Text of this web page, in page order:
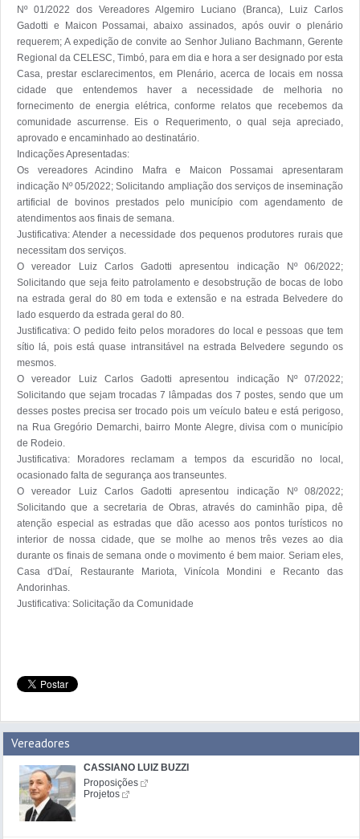
Nº 01/2022 dos Vereadores Algemiro Luciano (Branca), Luiz Carlos
Gadotti e Maicon Possamai, abaixo assinados, após ouvir o plenário
requerem; A expedição de convite ao Senhor Juliano Bachmann, Gerente
Regional da CELESC, Timbó, para em dia e hora a ser designado por esta
Casa, prestar esclarecimentos, em Plenário, acerca de locais em nossa
cidade que entendemos haver a necessidade de melhoria no
fornecimento de energia elétrica, conforme relatos que recebemos da
comunidade ascurrense. Eis o Requerimento, o qual seja apreciado,
aprovado e encaminhado ao destinatário.
Indicações Apresentadas:
Os vereadores Acindino Mafra e Maicon Possamai apresentaram
indicação Nº 05/2022; Solicitando ampliação dos serviços de inseminação
artificial de bovinos prestados pelo município com agendamento de
atendimentos aos finais de semana.
Justificativa: Atender a necessidade dos pequenos produtores rurais que
necessitam dos serviços.
O vereador Luiz Carlos Gadotti apresentou indicação Nº 06/2022;
Solicitando que seja feito patrolamento e desobstrução de bocas de lobo
na estrada geral do 80 em toda e extensão e na estrada Belvedere do
lado esquerdo da estrada geral do 80.
Justificativa: O pedido feito pelos moradores do local e pessoas que tem
sítio lá, pois está quase intransitável na estrada Belvedere segundo os
mesmos.
O vereador Luiz Carlos Gadotti apresentou indicação Nº 07/2022;
Solicitando que sejam trocadas 7 lâmpadas dos 7 postes, sendo que um
desses postes precisa ser trocado pois um veículo bateu e está perigoso,
na Rua Gregório Demarchi, bairro Monte Alegre, divisa com o município
de Rodeio.
Justificativa: Moradores reclamam a tempos da escuridão no local,
ocasionado falta de segurança aos transeuntes.
O vereador Luiz Carlos Gadotti apresentou indicação Nº 08/2022;
Solicitando que a secretaria de Obras, através do caminhão pipa, dê
atenção especial as estradas que dão acesso aos pontos turísticos no
interior de nossa cidade, que se molhe ao menos três vezes ao dia
durante os finais de semana onde o movimento é bem maior. Seriam eles,
Casa d'Daí, Restaurante Mariota, Vinícola Mondini e Recanto das
Andorinhas.
Justificativa: Solicitação da Comunidade
Vereadores
CASSIANO LUIZ BUZZI
Proposições
Projetos